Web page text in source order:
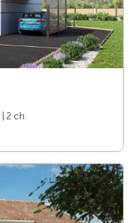
| 2 ch.